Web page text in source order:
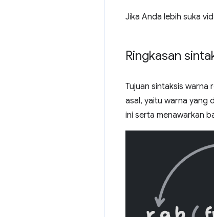
Jika Anda lebih suka
Ringkasan
Tujuan sintaksis warna
asal, yaitu warna yang
ini serta menawarkan